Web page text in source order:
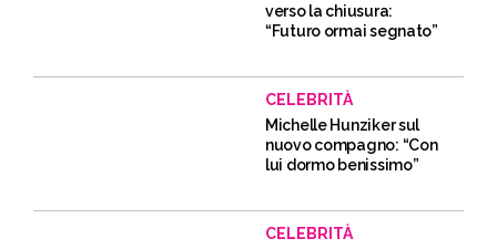
verso la chiusura:
“Futuro ormai segnato”
CELEBRITÀ
Michelle Hunziker sul
nuovo compagno: “Con
lui dormo benissimo”
CELEBRITÀ